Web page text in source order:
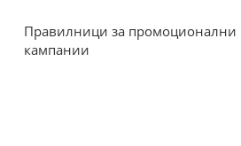
Правилници за промоционални
кампании